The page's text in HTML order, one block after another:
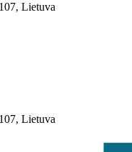
Lietuva
Lietuva